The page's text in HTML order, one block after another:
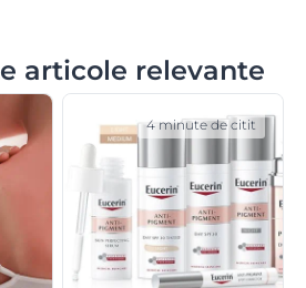
articole relevante
4 minute de citit